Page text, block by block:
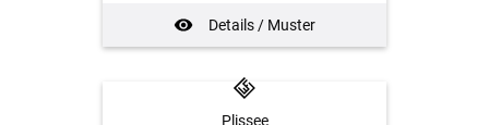
Details / Muster
Plissee